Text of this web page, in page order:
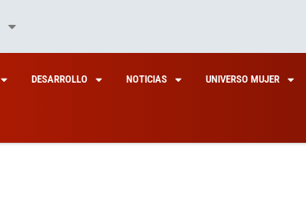
DESARROLLO NOTICIAS UNIVERSO MUJER